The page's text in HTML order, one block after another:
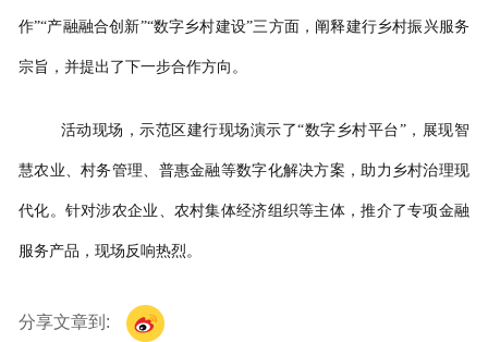
作”“产融融合创新”“数字乡村建设”三方面，阐释建行乡村振兴服务
宗旨，并提出了下一步合作方向。
活动现场，示范区建行现场演示了“数字乡村平台”，展现智
慧农业、村务管理、普惠金融等数字化解决方案，助力乡村治理现
代化。针对涉农企业、农村集体经济组织等主体，推介了专项金融
服务产品，现场反响热烈。
分享文章到: